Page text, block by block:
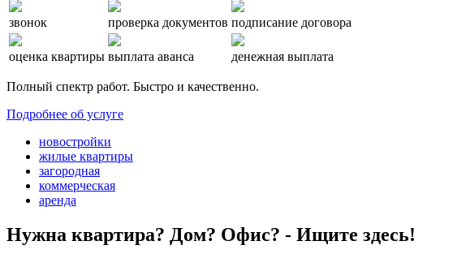
звонок проверка документов подписание договора
оценка квартиры выплата аванса денежная выплата
Полный спектр работ. Быстро и качественно.
Подробнее об услуге
новостройки
жилые квартиры
загородная
коммерческая
аренда
Нужна квартира? Дом? Офис? - Ищите здесь!